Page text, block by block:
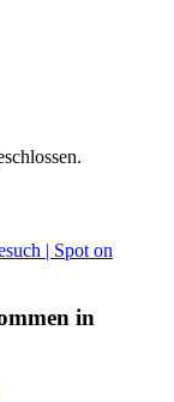
| Spot on
in